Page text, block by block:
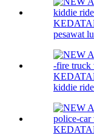
pesawat
kiddie